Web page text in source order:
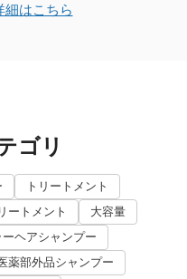
細はこちら
ゴリ
トリートメント
ートメント
大容量
ーヘアシャンプー
薬部外品シャンプー